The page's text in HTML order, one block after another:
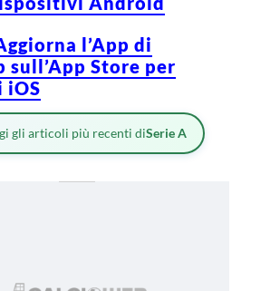
l’App di
sull’App Store per
gli articoli più recenti diSerie A